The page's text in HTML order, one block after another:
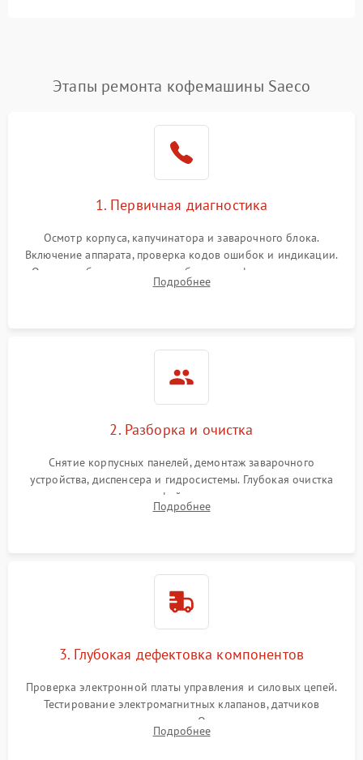
Этапы ремонта кофемашины Saeco
1. Первичная диагностика
Осмотр корпуса, капучинатора и заварочного блока.
Включение аппарата, проверка кодов ошибок и индикации.
Оценка работы помпы, термоблока и кофемолки на слух.
Измерение температуры и давления воды для выявления
Подробнее
2. Разборка и очистка
Снятие корпусных панелей, демонтаж заварочного
устройства, диспенсера и гидросистемы. Глубокая очистка
внутренних узлов от кофейных масел, жмыха и накипи.
Промывка дренажных каналов и фильтров с использованием
Подробнее
3. Глубокая дефектовка компонентов
Проверка электронной платы управления и силовых цепей.
Тестирование электромагнитных клапанов, датчиков
температуры и расходомера. Оценка степени износа
жерновов кофемолки, уплотнительных колец гидросистемы
Подробнее